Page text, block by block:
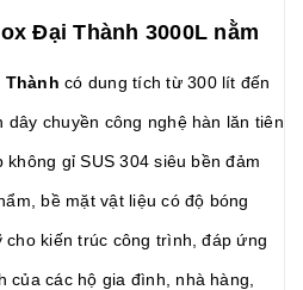
Đại Thành 3000L nằm
Thành có dung tích từ 300 lít đến
chuyền công nghệ hàn lăn tiên
gỉ SUS 304 siêu bền đảm
bề mặt vật liệu có độ bóng
kiến trúc công trình, đáp ứng
của các hộ gia đình, nhà hàng,